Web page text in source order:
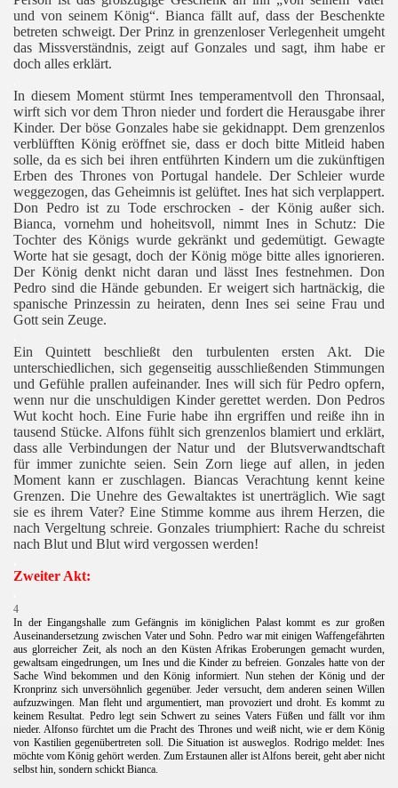
und von seinem König“. Bianca fällt auf, dass der Beschenkte
betreten schweigt. Der Prinz in grenzenloser Verlegenheit umgeht
das Missverständnis, zeigt auf Gonzales und sagt, ihm habe er
doch alles erklärt.
In diesem Moment stürmt Ines temperamentvoll den Thronsaal,
wirft sich vor dem Thron nieder und fordert die Herausgabe ihrer
Kinder. Der böse Gonzales habe sie gekidnappt. Dem grenzenlos
verblüfften König eröffnet sie, dass er doch bitte Mitleid haben
solle, da es sich bei ihren entführten Kindern um die zukünftigen
Erben des Thrones von Portugal handele. Der Schleier wurde
weggezogen, das Geheimnis ist gelüftet. Ines hat sich verplappert.
Don Pedro ist zu Tode erschrocken - der König außer sich.
Bianca, vornehm und hoheitsvoll, nimmt Ines in Schutz: Die
Tochter des Königs wurde gekränkt und gedemütigt. Gewagte
Worte hat sie gesagt, doch der König möge bitte alles ignorieren.
Der König denkt nicht daran und lässt Ines festnehmen. Don
Pedro sind die Hände gebunden. Er weigert sich hartnäckig, die
spanische Prinzessin zu heiraten, denn Ines sei seine Frau und
Gott sein Zeuge.
Ein Quintett beschließt den turbulenten ersten Akt. Die
unterschiedlichen, sich gegenseitig ausschließenden Stimmungen
und Gefühle prallen aufeinander. Ines will sich für Pedro opfern,
wenn nur die unschuldigen Kinder gerettet werden. Don Pedros
Wut kocht hoch. Eine Furie habe ihn ergriffen und reiße ihn in
tausend Stücke. Alfons fühlt sich grenzenlos blamiert und erklärt,
dass alle Verbindungen der Natur und
der Blutsverwandtschaft
für immer zunichte seien. Sein Zorn liege auf allen, in jeden
Moment kann er zuschlagen. Biancas Verachtung kennt keine
Grenzen. Die Unehre des Gewaltaktes ist unerträglich. Wie sagt
sie es ihrem Vater? Eine Stimme komme aus ihrem Herzen, die
nach Vergeltung schreie. Gonzales triumphiert: Rache du schreist
nach Blut und Blut wird vergossen werden!
Zweiter Akt:
4
In der Eingangshalle zum Gefängnis im königlichen Palast kommt es zur großen
Auseinandersetzung zwischen Vater und Sohn. Pedro war mit einigen Waffengefährten
aus glorreicher Zeit, als noch an den Küsten Afrikas Eroberungen gemacht wurden,
gewaltsam eingedrungen, um Ines und die Kinder zu befreien. Gonzales hatte von der
Sache Wind bekommen und den König informiert. Nun stehen der König und der
Kronprinz sich unversöhnlich gegenüber. Jeder versucht, dem anderen seinen Willen
aufzuzwingen. Man fleht und argumentiert, man provoziert und droht. Es kommt zu
keinem Resultat. Pedro legt sein Schwert zu seines Vaters Füßen und fällt vor ihm
nieder. Alfonso fürchtet um die Pracht des Thrones und weiß nicht, wie er dem König
von Kastilien gegenübertreten soll. Die Situation ist ausweglos. Rodrigo meldet: Ines
möchte vom König gehört werden. Zum Erstaunen aller ist Alfons bereit, geht aber nicht
selbst hin, sondern schickt Bianca.
I.